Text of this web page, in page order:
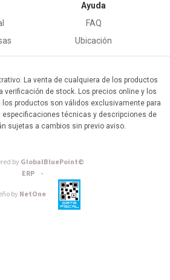
Ayuda
FAQ
Ubicación
La venta de cualquiera de los productos
verificación de stock. Los precios online y los
los productos son válidos exclusivamente para
especificaciones técnicas y descripciones de
sujetas a cambios sin previo aviso.
byGlobalBluePoint©
ERP -
byNetOne